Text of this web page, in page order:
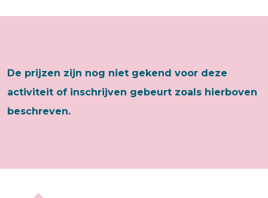
De prijzen zijn nog niet gekend voor deze
activiteit of inschrijven gebeurt zoals hierboven
beschreven.